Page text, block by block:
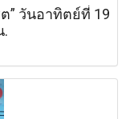
” วันอาทิตย์ที่ 19
.